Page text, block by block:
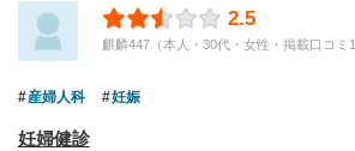
2.5
麒麟447（本人・30代・女性・掲載口コミ1
産婦人科 妊娠
妊婦健診